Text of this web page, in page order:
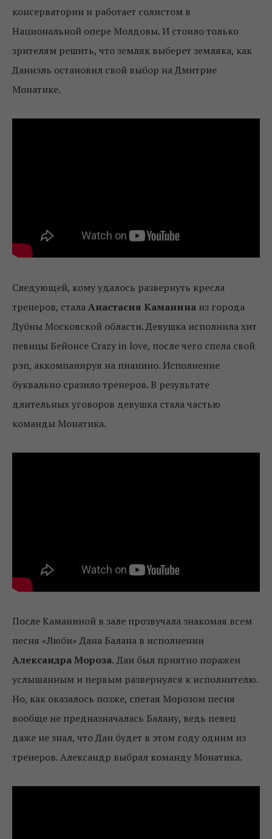
консерватории и работает солистом в
Национальной опере Молдовы. И стоило только
зрителям решить, что земляк выберет земляка, как
Даниэль остановил свой выбор на Дмитрие
Монатике.
Следующей, кому удалось развернуть кресла
тренеров, сталаАнастасия Каманина из города
Дубны Московской области. Девушка исполнила хит
певицы Бейонсе Crazy in love, после чего спела свой
рэп, аккомпанируя на пианино. Исполнение
буквально сразило тренеров. В результате
длительных уговоров девушка стала частью
команды Монатика.
После Каманиной в зале прозвучала знакомая всем
песня «Люби» Дана Балана в исполнении
Александра Мороза.Дан был приятно поражен
услышанным и первым развернулся к исполнителю.
Но, как оказалось позже, спетая Морозом песня
вообще не предназначалась Балану, ведь певец
даже не знал, что Дан будет в этом году одним из
тренеров. Александр выбрал команду Монатика.